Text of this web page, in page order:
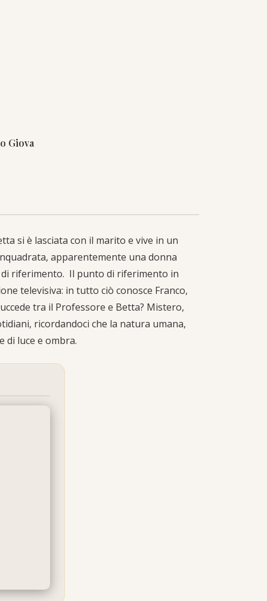
Giova
si è lasciata con il marito e vive in un
apparentemente una donna
di riferimento. Il punto di riferimento in
televisiva: in tutto ciò conosce Franco,
tra il Professore e Betta? Mistero,
ricordandoci che la natura umana,
di luce e ombra.